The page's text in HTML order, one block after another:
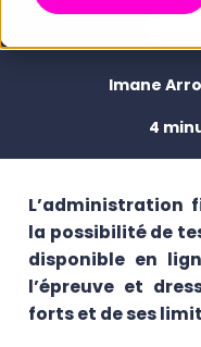
Imane
4
L’administration
la possibilité de
disponible en
l’épreuve et
forts et de ses